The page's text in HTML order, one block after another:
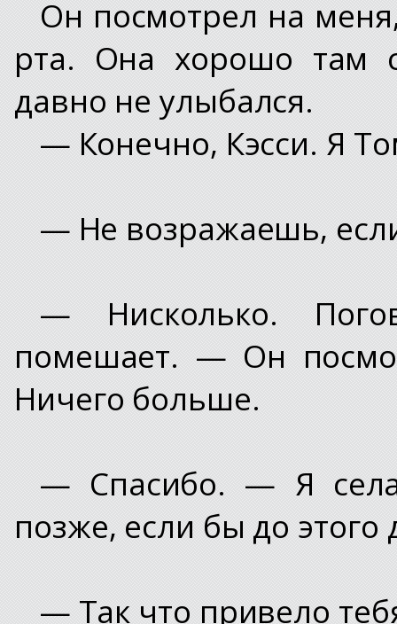
Он посмотрел на
рта. Она хорошо там
давно не улыбался.
— Конечно, Кэсси. Я
— Не возражаешь,
— Нисколько.
помешает. — Он
Ничего больше.
— Спасибо. — Я
позже, если бы до
— Так что привело